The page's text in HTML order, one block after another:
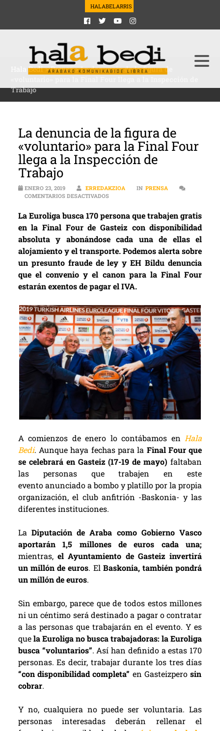
HALABELARRIS
Hala Bedi>Prensa>La denuncia de la figura de
Trabajo
La denuncia de la figura de
«voluntario» para la Final Four
llega a la Inspección de
Trabajo
ENERO 23, 2019 ERREDAKZIOA IN PRENSA
COMENTARIOS DESACTIVADOSEN LA DENUNCIA DE LA FIGURA DE
La Euroliga busca 170 persona que trabajen gratis
en la Final Four de Gasteiz con disponibilidad
absoluta y abonándose cada una de ellas el
alojamiento y el transporte. Podemos alerta sobre
un presunto fraude de ley y EH Bildu denuncia
que el convenio y el canon para la Final Four
estarán exentos de pagar el IVA.
A comienzos de enero lo contábamos enHala
Bedi. Aunque haya fechas para la Final Four que
se celebrará en Gasteiz (17-19 de mayo) faltaban
las personas que trabajen en este
evento anunciado a bombo y platillo por la propia
organización, el club anfitrión -Baskonia- y las
diferentes instituciones.
LaDiputación de Araba como Gobierno Vasco
aportarán 1,5 millones de euros cada una;
mientras,el Ayuntamiento de Gasteiz invertirá
un millón de euros. El Baskonia, también pondrá
un millón de euros.
Sin embargo, parece que de todos estos millones
ni un céntimo será destinado a pagar o contratar
a las personas que trabajarán en el evento. Y es
quela Euroliga no busca trabajadoras: la Euroliga
busca “voluntarios”. Así han definido a estas 170
personas. Es decir, trabajar durante los tres días
“con disponibilidad completa” en Gasteizperosin
cobrar.
Y no, cualquiera no puede ser voluntaria. Las
personas interesadas deberán rellenar el